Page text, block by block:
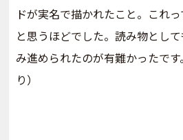
ドが実名で描かれたこと。これ
と思うほどでした。読み物とし
み進められたのが有難かったで
り）